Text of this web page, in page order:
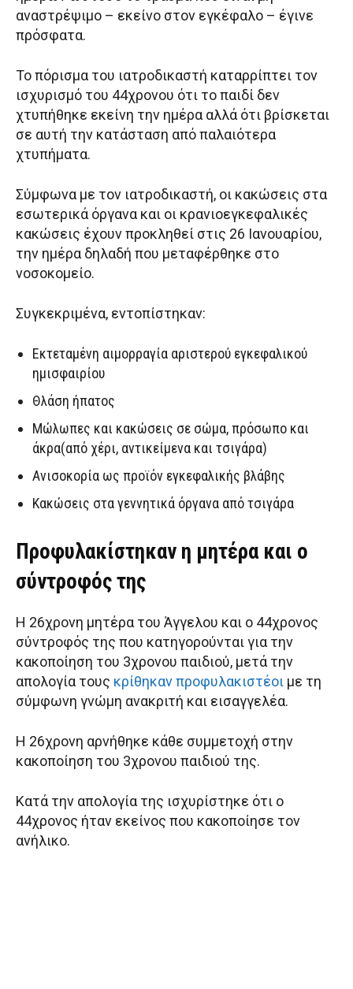
αναστρέψιμο – εκείνο στον εγκέφαλο – έγινε
πρόσφατα.
Το πόρισμα του ιατροδικαστή καταρρίπτει τον
ισχυρισμό του 44χρονου ότι το παιδί δεν
χτυπήθηκε εκείνη την ημέρα αλλά ότι βρίσκεται
σε αυτή την κατάσταση από παλαιότερα
χτυπήματα.
Σύμφωνα με τον ιατροδικαστή, οι κακώσεις στα
εσωτερικά όργανα και οι κρανιοεγκεφαλικές
κακώσεις έχουν προκληθεί στις 26 Ιανουαρίου,
την ημέρα δηλαδή που μεταφέρθηκε στο
νοσοκομείο.
Συγκεκριμένα, εντοπίστηκαν:
Εκτεταμένη αιμορραγία αριστερού εγκεφαλικού
ημισφαιρίου
Θλάση ήπατος
Μώλωπες και κακώσεις σε σώμα, πρόσωπο και
άκρα(από χέρι, αντικείμενα και τσιγάρα)
Ανισοκορία ως προϊόν εγκεφαλικής βλάβης
Κακώσεις στα γεννητικά όργανα από τσιγάρα
Προφυλακίστηκαν η μητέρα και ο
σύντροφός της
Η 26χρονη μητέρα του Άγγελου και ο 44χρονος
σύντροφός της που κατηγορούνται για την
κακοποίηση του 3χρονου παιδιού, μετά την
απολογία τους κρίθηκαν προφυλακιστέοι με τη
σύμφωνη γνώμη ανακριτή και εισαγγελέα.
Η 26χρονη αρνήθηκε κάθε συμμετοχή στην
κακοποίηση του 3χρονου παιδιού της.
Κατά την απολογία της ισχυρίστηκε ότι ο
44χρονος ήταν εκείνος που κακοποίησε τον
ανήλικο.